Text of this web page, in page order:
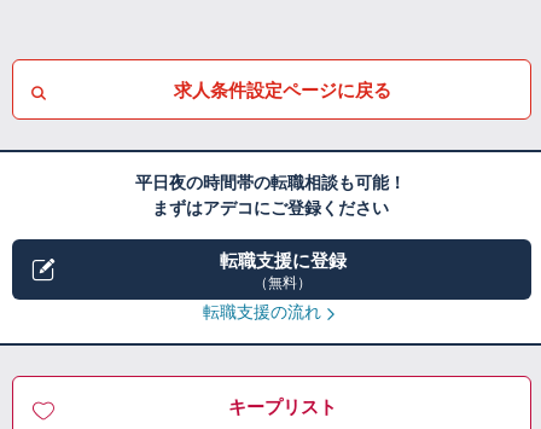
求人条件設定ページに戻る
平日夜の時間帯の転職相談も可能！
まずはアデコにご登録ください
転職支援に登録
（無料）
転職支援の流れ
キープリスト